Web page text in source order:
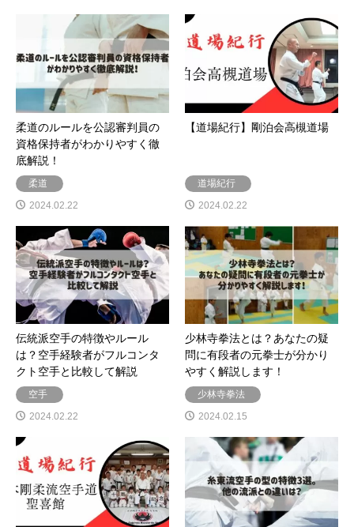
柔道のルールを公認審判員の
資格保持者がわかりやすく徹
底解説！
柔道
2024.02.22
【道場紀行】剛泊会高槻道場
道場紀行
2024.02.22
伝統派空手の特徴やルール
は？空手経験者がフルコンタ
クト空手と比較して解説
空手
2024.02.22
少林寺拳法とは？あなたの疑
問に有段者の元拳士が分かり
やすく解説します！
少林寺拳法
2024.02.15